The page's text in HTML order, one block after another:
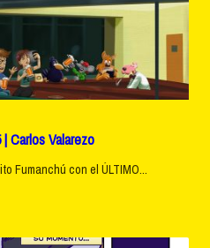
Carlos Valarezo
Fumanchú con el ÚLTIMO...